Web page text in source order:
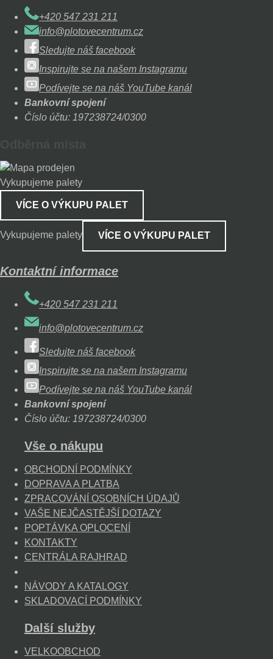
+420 547 231 211
info@plotovecentrum.cz
Sledujte náš facebook
Inspirujte se na našem Instagramu
Podívejte se na náš YouTube kanál
Bankovní spojení
Číslo účtu: 197238724/0300
Vykupujeme palety
VÍCE O VÝKUPU PALET
Vykupujeme palety VÍCE O VÝKUPU PALET
Kontaktní informace
+420 547 231 211
info@plotovecentrum.cz
Sledujte náš facebook
Inspirujte se na našem Instagramu
Podívejte se na náš YouTube kanál
Bankovní spojení
Číslo účtu: 197238724/0300
Vše o nákupu
OBCHODNÍ PODMÍNKY
DOPRAVA A PLATBA
ZPRACOVÁNÍ OSOBNÍCH ÚDAJŮ
VAŠE NEJČASTĚJŠÍ DOTAZY
POPTÁVKA OPLOCENÍ
KONTAKTY
CENTRÁLA RAJHRAD
NÁVODY A KATALOGY
SKLADOVACÍ PODMÍNKY
Další služby
VELKOOBCHOD